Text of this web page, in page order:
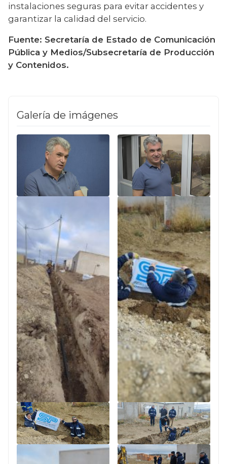
instalaciones seguras para evitar accidentes y
garantizar la calidad del servicio.
Fuente: Secretaría de Estado de Comunicación
Pública y Medios/Subsecretaría de Producción
y Contenidos.
Galería de imágenes